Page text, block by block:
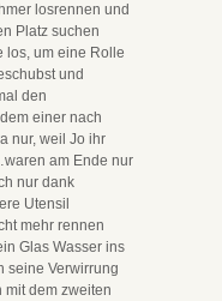
losrennen und
Platz suchen
los, um eine Rolle
und
den
einer nach
nur, weil Jo ihr
am Ende nur
nur dank
Utensil
mehr rennen
Glas Wasser ins
seine Verwirrung
mit dem zweiten